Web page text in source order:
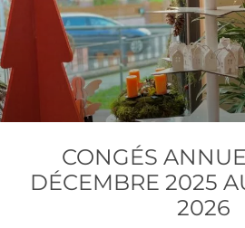
CONGÉS
DÉCEMBRE 2025
2026